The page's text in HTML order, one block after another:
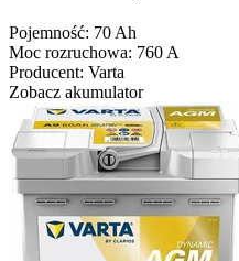
Pojemność: 70 Ah
Moc rozruchowa: 760 A
Producent: Varta
Zobacz akumulator